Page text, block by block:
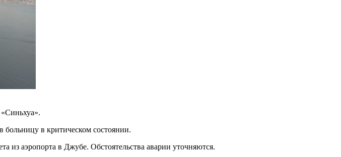
в критическом состоянии.
из аэропорта в Джубе. Обстоятельства аварии уточняются.